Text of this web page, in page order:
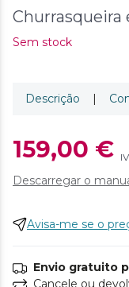
Churrasqueira
Sem stock
Descrição |
159,00 €
Descarregar o
Avisa-me se o
Envio gratuito
Cancele ou